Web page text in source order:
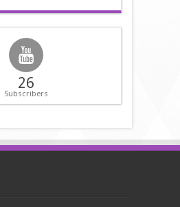
26
Subscribers